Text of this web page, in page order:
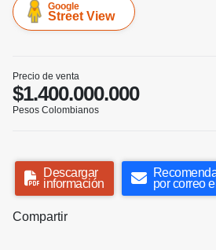
Google
Street View
Precio de venta
$1.400.000.000
Pesos Colombianos
Descargar
información
por correo
Compartir